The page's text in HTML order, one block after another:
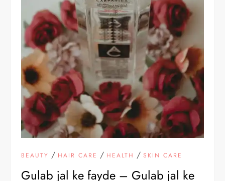
BEAUTY / HAIR CARE / HEALTH /SKIN CARE
Gulab jal ke fayde – Gulab jal ke